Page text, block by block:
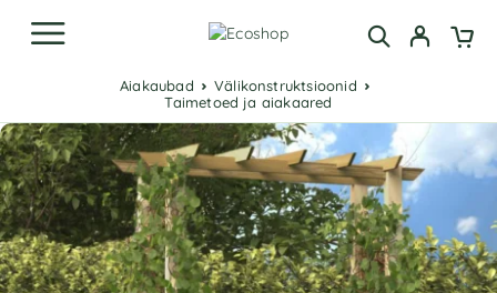
Aiakaubad
Välikonstruktsioonid
Taimetoed ja aiakaared